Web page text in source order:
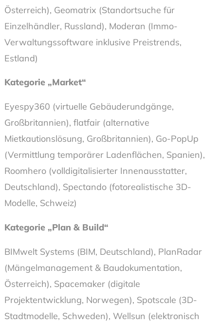
Österreich), Geomatrix (Standortsuche für
Einzelhändler, Russland), Moderan (Immo-
Verwaltungssoftware inklusive Preistrends,
Estland)
Kategorie „Market“
Eyespy360 (virtuelle Gebäuderundgänge,
Großbritannien), flatfair (alternative
Mietkautionslösung, Großbritannien), Go-PopUp
(Vermittlung temporärer Ladenflächen, Spanien),
Roomhero (volldigitalisierter Innenausstatter,
Deutschland), Spectando (fotorealistische 3D-
Modelle, Schweiz)
Kategorie „Plan & Build“
BIMwelt Systems (BIM, Deutschland), PlanRadar
(Mängelmanagement & Baudokumentation,
Österreich), Spacemaker (digitale
Projektentwicklung, Norwegen), Spotscale (3D-
Stadtmodelle, Schweden), Wellsun (elektronisch